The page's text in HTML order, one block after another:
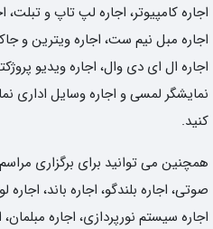
اجاره کامپیوتر، اجاره لپ تاپ و تبلت،
اجاره مبل نیم ست، اجاره ویترین و
اجاره ال ای دی وال، اجاره ویدیو
نمایشگر لمسی و اجاره وسایل اداری
کنید.
همچنین می توانید برای برگزاری
صوتی، اجاره بلندگو، اجاره باند،
اجاره سیستم نورپردازی، اجاره